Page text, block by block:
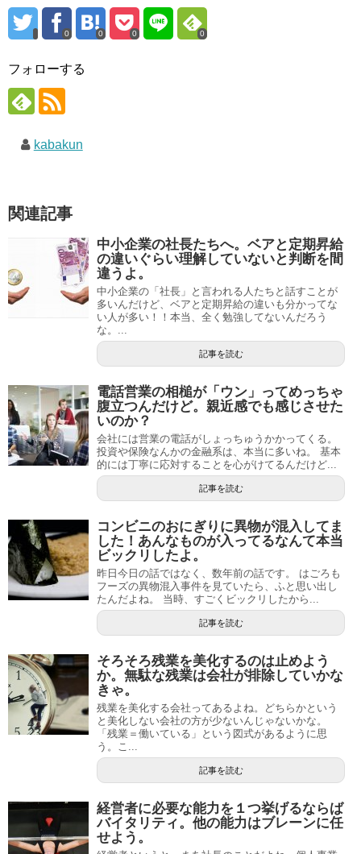
0 0 0 0
フォローする
kabakun
関連記事
中小企業の社長たちへ。ベアと定期昇給
の違いぐらい理解していないと判断を間
違うよ。
中小企業の「社長」と言われる人たちと話すことが
多いんだけど、ベアと定期昇給の違いも分かってな
い人が多い！！本当、全く勉強してないんだろう
な。...
記事を読む
電話営業の相槌が「ウン」ってめっちゃ
腹立つんだけど。親近感でも感じさせた
いのか？
会社には営業の電話がしょっちゅうかかってくる。
投資や保険なんかの金融系は、本当に多いね。 基本
的には丁寧に応対することを心がけてるんだけど...
記事を読む
コンビニのおにぎりに異物が混入してま
した！あんなものが入ってるなんて本当
ビックリしたよ。
昨日今日の話ではなく、数年前の話です。 はごろも
フーズの異物混入事件を見ていたら、ふと思い出し
たんだよね。 当時、すごくビックリしたから...
記事を読む
そろそろ残業を美化するのは止めよう
か。無駄な残業は会社が排除していかな
きゃ。
残業を美化する会社ってあるよね。どちらかという
と美化しない会社の方が少ないんじゃないかな。
「残業＝働いている」という図式があるように思
う。こ...
記事を読む
経営者に必要な能力を１つ挙げるならば
バイタリティ。他の能力はブレーンに任
せよう。